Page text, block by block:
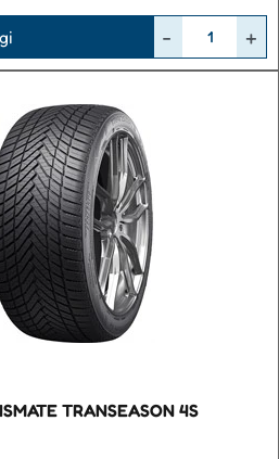
TRANSEASON 4S